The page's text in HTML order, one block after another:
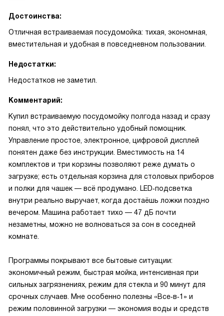
Достоинства:
Отличная встраиваемая посудомойка: тихая, экономная,
вместительная и удобная в повседневном пользовании.
Недостатки:
Недостатков не заметил.
Комментарий:
Купил встраиваемую посудомойку полгода назад и сразу
понял, что это действительно удобный помощник.
Управление простое, электронное, цифровой дисплей
понятен даже без инструкции. Вместимость на 14
комплектов и три корзины позволяют реже думать о
загрузке; есть отдельная корзина для столовых приборов
и полки для чашек — всё продумано. LED‑подсветка
внутри реально выручает, когда достаёшь ложки поздно
вечером. Машина работает тихо — 47 дБ почти
незаметны, можно не волноваться за сон в соседней
комнате.
Программы покрывают все бытовые ситуации:
экономичный режим, быстрая мойка, интенсивная при
сильных загрязнениях, режим для стекла и 90 минут для
срочных случаев. Мне особенно полезны «Все‑в‑1» и
режим половинной загрузки — экономия воды и средств